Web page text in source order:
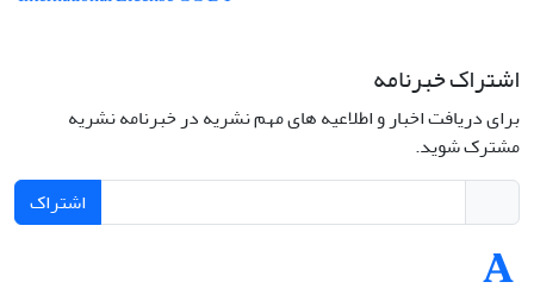
اشتراک خبرنامه
برای دریافت اخبار و اطلاعیه های مهم نشریه در خبرنامه نشریه
مشترک شوید.
اشتراک